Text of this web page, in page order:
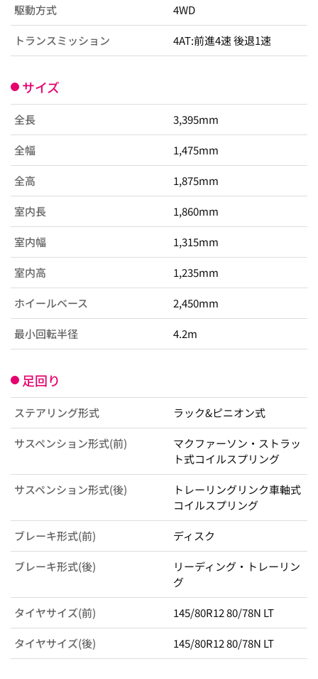
駆動方式 4WD
トランスミッション 4AT:前進4速 後退1速
サイズ
全長 3,395mm
全幅 1,475mm
全高 1,875mm
室内長 1,860mm
室内幅 1,315mm
室内高 1,235mm
ホイールベース 2,450mm
最小回転半径 4.2m
足回り
ステアリング形式 ラック&ピニオン式
サスペンション形式(前)
マクファーソン・ストラッ
ト式コイルスプリング
サスペンション形式(後)
トレーリングリンク車軸式
コイルスプリング
ブレーキ形式(前) ディスク
ブレーキ形式(後)
リーディング・トレーリン
グ
タイヤサイズ(前) 145/80R12 80/78N LT
タイヤサイズ(後) 145/80R12 80/78N LT